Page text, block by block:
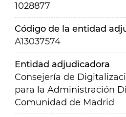
1028877
Código de la entidad
A13037574
Entidad adjudicadora
Consejería de
para la Administración
Comunidad de Madrid